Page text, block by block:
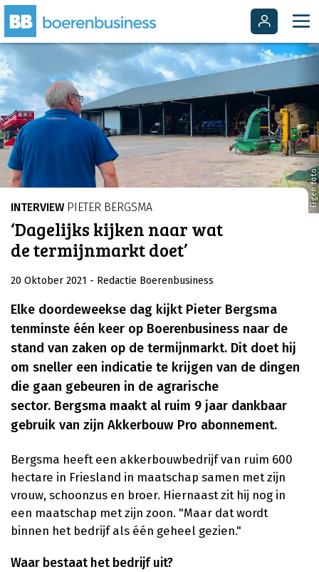
Eigen foto
INTERVIEW PIETER BERGSMA
‘Dagelijks kijken naar wat
de termijnmarkt doet’
20 Oktober 2021 - Redactie Boerenbusiness
Elke doordeweekse dag kijkt Pieter Bergsma
tenminste één keer op Boerenbusiness naar de
stand van zaken op de termijnmarkt. Dit doet hij
om sneller een indicatie te krijgen van de dingen
die gaan gebeuren in de agrarische
sector. Bergsma maakt al ruim 9 jaar dankbaar
gebruik van zijn Akkerbouw Pro abonnement.
Bergsma heeft een akkerbouwbedrijf van ruim 600
hectare in Friesland in maatschap samen met zijn
vrouw, schoonzus en broer. Hiernaast zit hij nog in
een maatschap met zijn zoon. "Maar dat wordt
binnen het bedrijf als één geheel gezien."
Waar bestaat het bedrijf uit?